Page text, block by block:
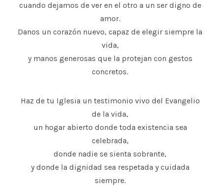
cuando dejamos de ver en el otro a un ser digno de
amor.
Danos un corazón nuevo, capaz de elegir siempre la
vida,
y manos generosas que la protejan con gestos
concretos.
Haz de tu Iglesia un testimonio vivo del Evangelio
de la vida,
un hogar abierto donde toda existencia sea
celebrada,
donde nadie se sienta sobrante,
y donde la dignidad sea respetada y cuidada
siempre.